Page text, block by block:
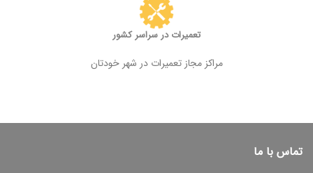
تعمیرات در سراسر کشور
مراکز مجاز تعمیرات در شهر خودتان
تماس با ما